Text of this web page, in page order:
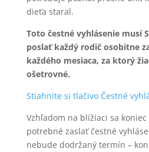
dieťa staral.
Toto čestné vyhlásenie musí
poslať každý rodič osobitne
každého mesiaca, za ktorý
ošetrovné.
Stiahnite si tlačivo Čestné
Vzhľadom na blížiaci sa
potrebné zaslať čestné
nebude dodržaný termín –